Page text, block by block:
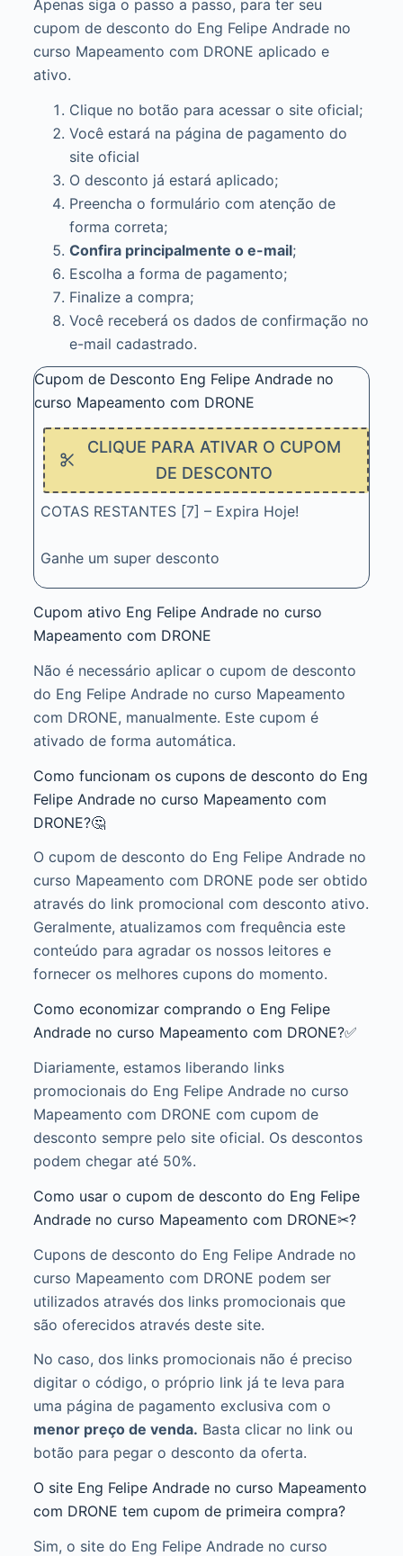
Apenas siga o passo a passo, para ter seu
cupom de desconto do Eng Felipe Andrade no
curso Mapeamento com DRONE aplicado e
ativo.
Clique no botão para acessar o site oficial;
Você estará na página de pagamento do
site oficial
O desconto já estará aplicado;
Preencha o formulário com atenção de
forma correta;
Confira principalmente o e-mail;
Escolha a forma de pagamento;
Finalize a compra;
Você receberá os dados de confirmação no
e-mail cadastrado.
Cupom de Desconto Eng Felipe Andrade no
curso Mapeamento com DRONE
CLIQUE PARA ATIVAR O CUPOM
DE DESCONTO
COTAS RESTANTES [7] – Expira Hoje!
Ganhe um super desconto
Cupom ativo Eng Felipe Andrade no curso
Mapeamento com DRONE
Não é necessário aplicar o cupom de desconto
do Eng Felipe Andrade no curso Mapeamento
com DRONE, manualmente. Este cupom é
ativado de forma automática.
Como funcionam os cupons de desconto do Eng
Felipe Andrade no curso Mapeamento com
DRONE?🤔
O cupom de desconto do Eng Felipe Andrade no
curso Mapeamento com DRONE pode ser obtido
através do link promocional com desconto ativo.
Geralmente, atualizamos com frequência este
conteúdo para agradar os nossos leitores e
fornecer os melhores cupons do momento.
Como economizar comprando o Eng Felipe
Andrade no curso Mapeamento com DRONE?✅
Diariamente, estamos liberando links
promocionais do Eng Felipe Andrade no curso
Mapeamento com DRONE com cupom de
desconto sempre pelo site oficial. Os descontos
podem chegar até 50%.
Como usar o cupom de desconto do Eng Felipe
Andrade no curso Mapeamento com DRONE✂?
Cupons de desconto do Eng Felipe Andrade no
curso Mapeamento com DRONE podem ser
utilizados através dos links promocionais que
são oferecidos através deste site.
No caso, dos links promocionais não é preciso
digitar o código, o próprio link já te leva para
uma página de pagamento exclusiva com o
menor preço de venda. Basta clicar no link ou
botão para pegar o desconto da oferta.
O site Eng Felipe Andrade no curso Mapeamento
com DRONE tem cupom de primeira compra?
Sim, o site do Eng Felipe Andrade no curso